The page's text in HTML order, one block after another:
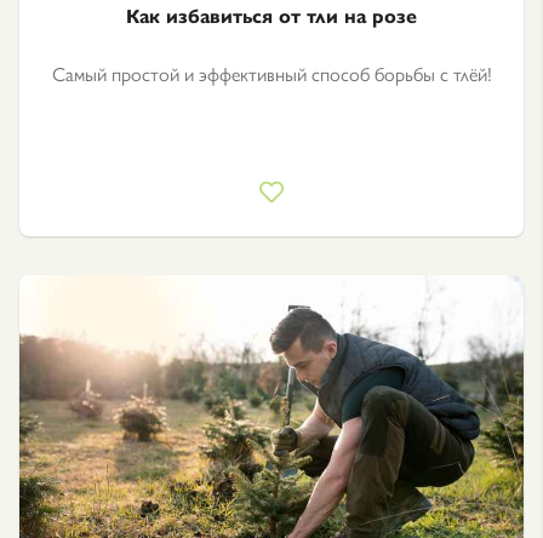
Как избавиться от тли на розе
Самый простой и эффективный способ борьбы с тлёй!